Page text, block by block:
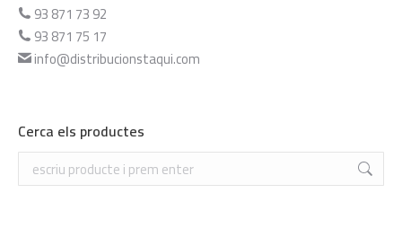
93 871 73 92
93 871 75 17
info@distribucionstaqui.com
Cerca els productes
Search: